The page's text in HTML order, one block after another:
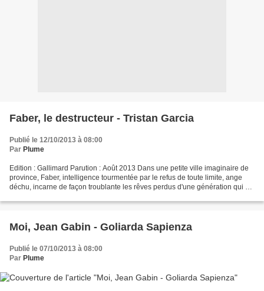
Faber, le destructeur - Tristan Garcia
Publié le 12/10/2013 à 08:00
Par Plume
Edition : Gallimard Parution : Août 2013 Dans une petite ville imaginaire de
province, Faber, intelligence tourmentée par le refus de toute limite, ange
déchu, incarne de façon troublante les rêves perdus d'une génération qui a
Moi, Jean Gabin - Goliarda Sapienza
Publié le 07/10/2013 à 08:00
Par Plume